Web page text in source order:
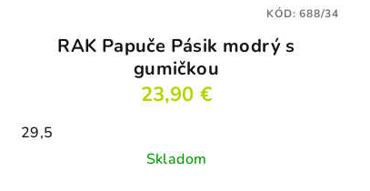
RAK Papuče Pásik modrý s
gumičkou
23,90 €
29,5
Skladom
KÓD:688/34